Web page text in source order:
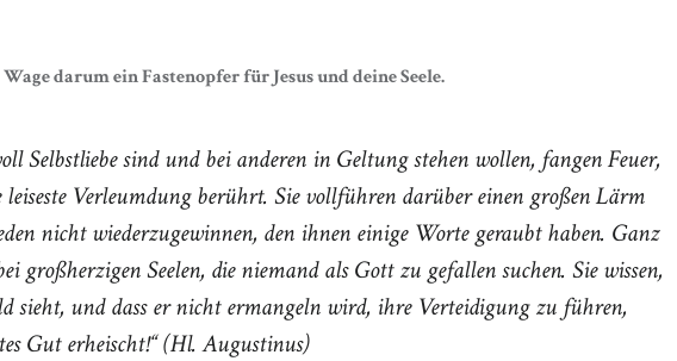
Wage darum ein Fastenopfer für Jesus und deine Seele.
Selbstliebe sind und bei anderen in Geltung stehen wollen, fangen Feuer,
leiseste Verleumdung berührt. Sie vollführen darüber einen großen Lärm
nicht wiederzugewinnen, den ihnen einige Worte geraubt haben. Ganz
großherzigen Seelen, die niemand als Gott zu gefallen suchen. Sie wissen,
sieht, und dass er nicht ermangeln wird, ihre Verteidigung zu führen,
Gut erheischt!“(Hl. Augustinus)